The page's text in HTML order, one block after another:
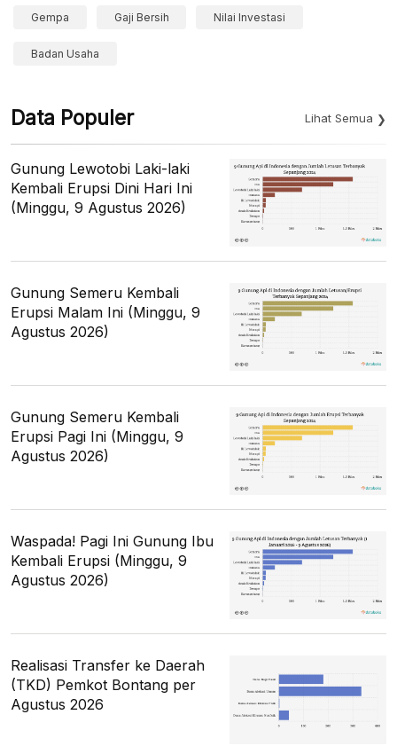
Gempa Gaji Bersih Nilai Investasi
Badan Usaha
Data Populer Lihat Semua
Gunung Lewotobi Laki-laki
Kembali Erupsi Dini Hari Ini
(Minggu, 9 Agustus 2026)
Gunung Semeru Kembali
Erupsi Malam Ini (Minggu, 9
Agustus 2026)
Gunung Semeru Kembali
Erupsi Pagi Ini (Minggu, 9
Agustus 2026)
Waspada! Pagi Ini Gunung Ibu
Kembali Erupsi (Minggu, 9
Agustus 2026)
Realisasi Transfer ke Daerah
(TKD) Pemkot Bontang per
Agustus 2026